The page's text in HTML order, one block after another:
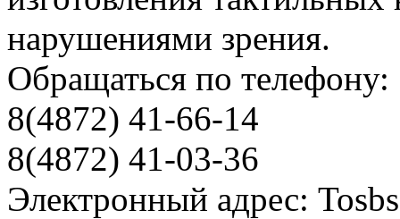
нарушениями зрения.
Обращаться по телефону:
8(4872) 41-66-14
8(4872) 41-03-36
Электронный адрес: